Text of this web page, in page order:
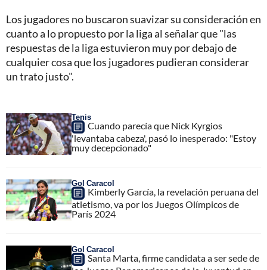
Los jugadores no buscaron suavizar su consideración en
cuanto a lo propuesto por la liga al señalar que "las
respuestas de la liga estuvieron muy por debajo de
cualquier cosa que los jugadores pudieran considerar
un trato justo".
Tenis
Cuando parecía que Nick Kyrgios
'levantaba cabeza', pasó lo inesperado: "Estoy
muy decepcionado"
Gol Caracol
Kimberly García, la revelación peruana del
atletismo, va por los Juegos Olímpicos de
París 2024
Gol Caracol
Santa Marta, firme candidata a ser sede de